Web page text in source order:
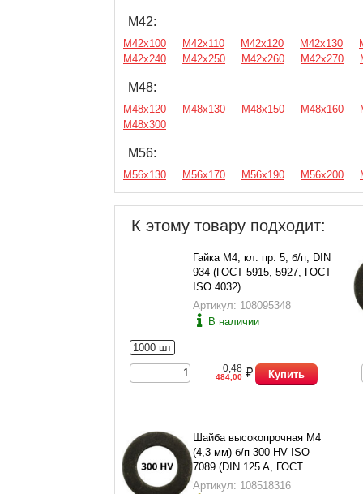
М42:
М42х100 М42х110 М42х120 М42х130
М42х240
М42х250 М42х260 М42х270
М48:
М48х120 М48х130 М48х150 М48х160
М48х300
М56:
М56х130 М56х170 М56х190 М56х200
К этому товару подходит:
Гайка М4, кл. пр. 5, б/п, DIN
934 (ГОСТ 5915, 5927, ГОСТ
ISO 4032)
Артикул: 108095348
В наличии
1000 шт
0,48
484,00 Купить
Шайба высокопрочная М4
(4,3 мм) б/п 300 HV ISO
7089 (DIN 125 A, ГОСТ
11371-78 исп.1)
Артикул: 108518316